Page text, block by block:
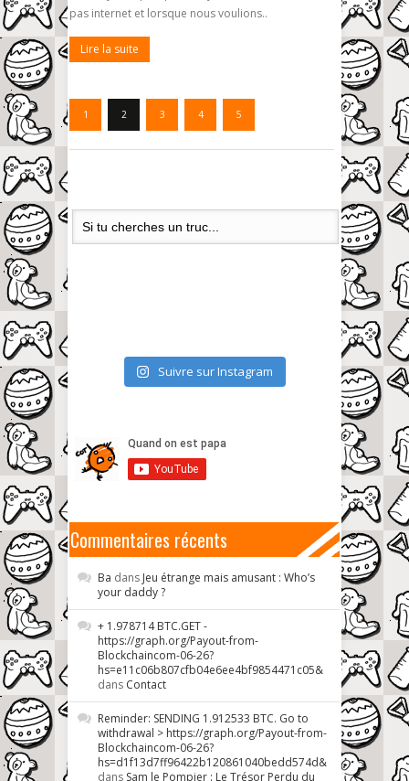
pas internet et lorsque nous voulions..
Lire la suite
1 2 3 4 5
Suivre sur Instagram
Commentaires récents
Ba dans Jeu étrange mais amusant : Who’s
your daddy ?
+ 1.978714 BTC.GET -
https://graph.org/Payout-from-
Blockchaincom-06-26?
hs=e11c06b807cfb04e6ee4bf9854471c05&
dans Contact
Reminder: SENDING 1.912533 BTC. Go to
withdrawal > https://graph.org/Payout-from-
Blockchaincom-06-26?
hs=d1f13d7ff96422b120861040bedd574d&
dans Sam le Pompier : Le Trésor Perdu du